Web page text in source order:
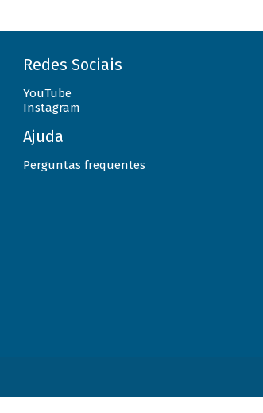
Redes Sociais
YouTube
Instagram
Ajuda
Perguntas frequentes